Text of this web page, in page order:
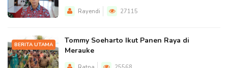
Rayendi 27115
BERITA UTAMA
Tommy Soeharto Ikut Panen Raya di
Merauke